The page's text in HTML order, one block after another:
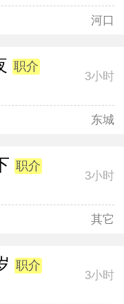
河口
职介
3小时
东城
职介
3小时
其它
职介
3小时